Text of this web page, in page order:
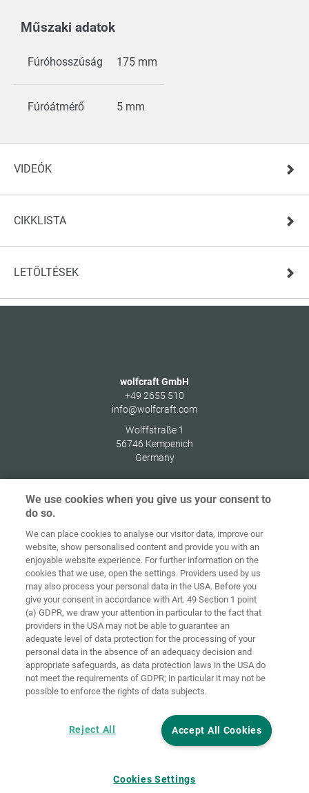
Műszaki adatok
Fúróhosszúság 175 mm
Fúróátmérő 5 mm
VIDEÓK
CIKKLISTA
LETÖLTÉSEK
wolfcraft GmbH
+49 2655 510
info@wolfcraft.com
Wolffstraße 1
56746 Kempenich
Germany
Indítóképernyő Kapcsolat Impresszum Adatvédelem
Általános
Üzleti
Feltételek Süti-irányelvek Bejelentkezés
Accessibility
Statement
Sütibeállítások
We use cookies when you give us your consent to
do so.
We can place cookies to analyse our visitor data, improve our
website, show personalised content and provide you with an
enjoyable website experience. For further information on the
cookies that we use, open the settings. Providers used by us
may also process your personal data in the USA. Before you
give your consent in accordance with Art. 49 Section 1 point
(a) GDPR, we draw your attention in particular to the fact that
providers in the USA may not be able to guarantee an
adequate level of data protection for the processing of your
personal data in the absence of an adequacy decision and
appropriate safeguards, as data protection laws in the USA do
not meet the requirements of GDPR; in particular it may not be
possible to enforce the rights of data subjects.
Accept All Cookies
Reject All
Cookies Settings